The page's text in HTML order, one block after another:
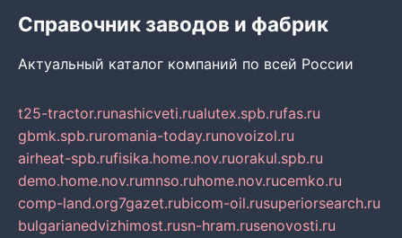
Справочник заводов и фабрик
Актуальный каталог компаний по всей России
t25-tractor.runashicveti.rualutex.spb.rufas.ru
gbmk.spb.ruromania-today.runovoizol.ru
airheat-spb.rufisika.home.nov.ruorakul.spb.ru
demo.home.nov.rumnso.ruhome.nov.rucemko.ru
comp-land.org7gazet.rubicom-oil.rusuperiorsearch.ru
bulgarianedvizhimost.rusn-hram.rusenovosti.ru